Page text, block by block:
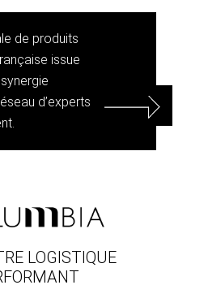
de produits
issue
d’experts
LOGISTIQUE